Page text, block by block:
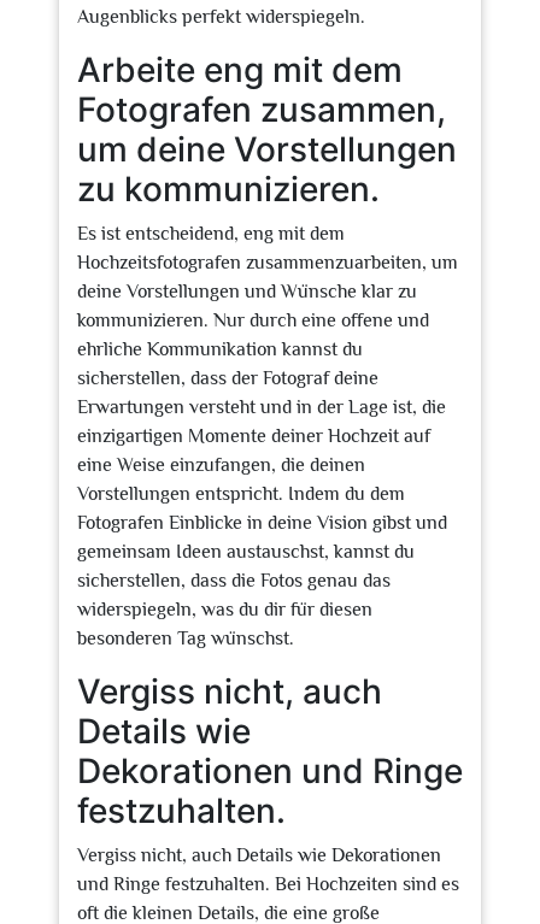
Augenblicks perfekt widerspiegeln.
Arbeite eng mit dem
Fotografen zusammen,
um deine Vorstellungen
zu kommunizieren.
Es ist entscheidend, eng mit dem
Hochzeitsfotografen zusammenzuarbeiten, um
deine Vorstellungen und Wünsche klar zu
kommunizieren. Nur durch eine offene und
ehrliche Kommunikation kannst du
sicherstellen, dass der Fotograf deine
Erwartungen versteht und in der Lage ist, die
einzigartigen Momente deiner Hochzeit auf
eine Weise einzufangen, die deinen
Vorstellungen entspricht. Indem du dem
Fotografen Einblicke in deine Vision gibst und
gemeinsam Ideen austauschst, kannst du
sicherstellen, dass die Fotos genau das
widerspiegeln, was du dir für diesen
besonderen Tag wünschst.
Vergiss nicht, auch
Details wie
Dekorationen und Ringe
festzuhalten.
Vergiss nicht, auch Details wie Dekorationen
und Ringe festzuhalten. Bei Hochzeiten sind es
oft die kleinen Details, die eine große